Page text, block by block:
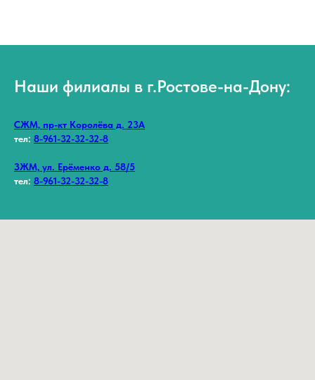
Наши филиалы в г.Ростове-на-Дону:
СЖМ, пр-кт Королёва д. 23А
тел: 8-961-32-32-32-8
ЗЖМ, ул. Ерёменко д. 58/5
тел: 8-961-32-32-32-8